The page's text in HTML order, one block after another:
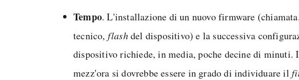
Tempo. L'installazione di un nuovo firmware
tecnico, flashdel dispositivo) e la successiva
dispositivo richiede, in media, poche decine di minuti.
mezz'ora si dovrebbe essere in grado di individuare il